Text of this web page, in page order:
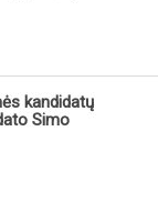
kandidatų
Simo